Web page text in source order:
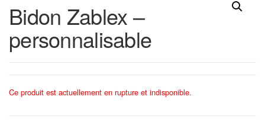
Bidon Zablex –
personnalisable
Ce produit est actuellement en rupture et indisponible.